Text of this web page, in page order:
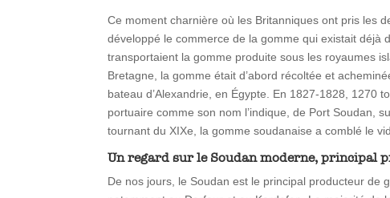
Ce moment charnière où les Britanniques ont pris les
développé le commerce de la gomme qui existait déjà
transportaient la gomme produite sous les royaumes
Bretagne, la gomme était d’abord récoltée et
bateau d’Alexandrie, en Égypte. En 1827-1828, 1270
portuaire comme son nom l’indique, de Port Soudan,
tournant du XIXe, la gomme soudanaise a comblé le
Un regard sur le Soudan moderne, principal
De nos jours, le Soudan est le principal producteur de